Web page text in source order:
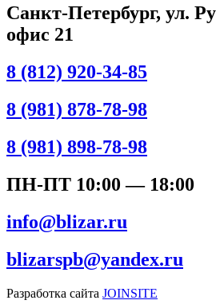
Санкт-Петербург, ул.
офис 21
8 (812) 920-34-85
8 (981) 878-78-98
8 (981) 898-78-98
ПН-ПТ 10:00 — 18:00
info@blizar.ru
blizarspb@yandex.ru
Разработка сайта JOINSITE